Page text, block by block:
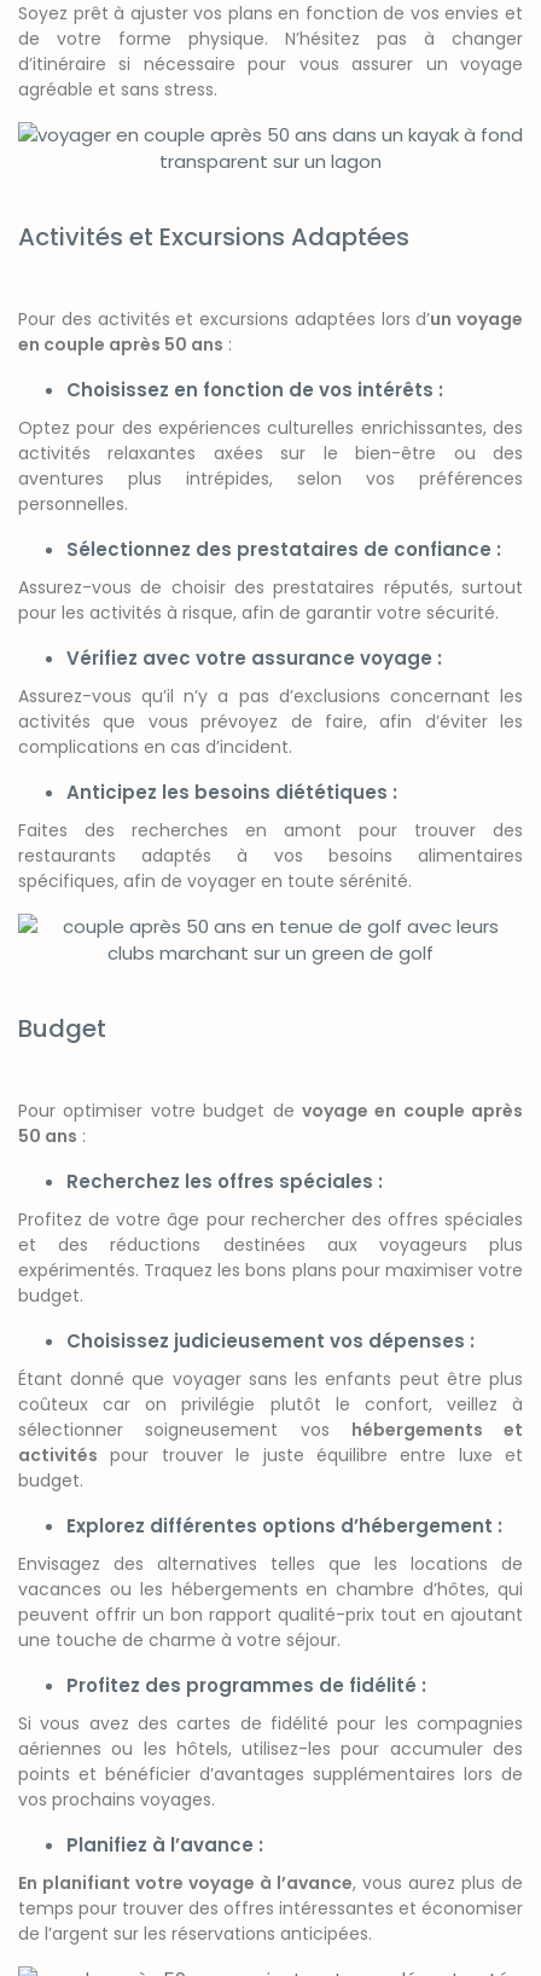
Soyez prêt à ajuster vos plans en fonction de vos envies et
de votre forme physique. N’hésitez pas à changer
d’itinéraire si nécessaire pour vous assurer un voyage
agréable et sans stress.
Activités et Excursions Adaptées
Pour des activités et excursions adaptées lors d’un voyage
en couple après 50 ans :
Choisissez en fonction de vos intérêts :
Optez pour des expériences culturelles enrichissantes, des
activités relaxantes axées sur le bien-être ou des
aventures plus intrépides, selon vos préférences
personnelles.
Sélectionnez des prestataires de confiance :
Assurez-vous de choisir des prestataires réputés, surtout
pour les activités à risque, afin de garantir votre sécurité.
Vérifiez avec votre assurance voyage :
Assurez-vous qu’il n’y a pas d’exclusions concernant les
activités que vous prévoyez de faire, afin d’éviter les
complications en cas d’incident.
Anticipez les besoins diététiques :
Faites des recherches en amont pour trouver des
restaurants adaptés à vos besoins alimentaires
spécifiques, afin de voyager en toute sérénité.
Budget
Pour optimiser votre budget de voyage en couple après
50 ans :
Recherchez les offres spéciales :
Profitez de votre âge pour rechercher des offres spéciales
et des réductions destinées aux voyageurs plus
expérimentés. Traquez les bons plans pour maximiser votre
budget.
Choisissez judicieusement vos dépenses :
Étant donné que voyager sans les enfants peut être plus
coûteux car on privilégie plutôt le confort, veillez à
sélectionner soigneusement vos hébergements et
activités pour trouver le juste équilibre entre luxe et
budget.
Explorez différentes options d’hébergement :
Envisagez des alternatives telles que les locations de
vacances ou les hébergements en chambre d’hôtes, qui
peuvent offrir un bon rapport qualité-prix tout en ajoutant
une touche de charme à votre séjour.
Profitez des programmes de fidélité :
Si vous avez des cartes de fidélité pour les compagnies
aériennes ou les hôtels, utilisez-les pour accumuler des
points et bénéficier d’avantages supplémentaires lors de
vos prochains voyages.
Planifiez à l’avance :
En planifiant votre voyage à l’avance, vous aurez plus de
temps pour trouver des offres intéressantes et économiser
de l’argent sur les réservations anticipées.